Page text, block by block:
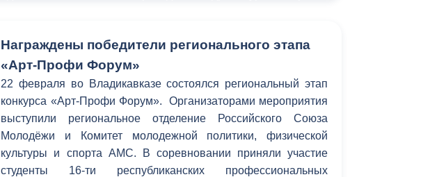
Награждены победители регионального этапа
«Арт-Профи Форум»
22 февраля во Владикавказе состоялся региональный этап
конкурса «Арт-Профи Форум». Организаторами мероприятия
выступили региональное отделение Российского Союза
Молодёжи и Комитет молодежной политики, физической
культуры и спорта АМС. В соревновании приняли участие
студенты 16-ти республиканских профессиональных